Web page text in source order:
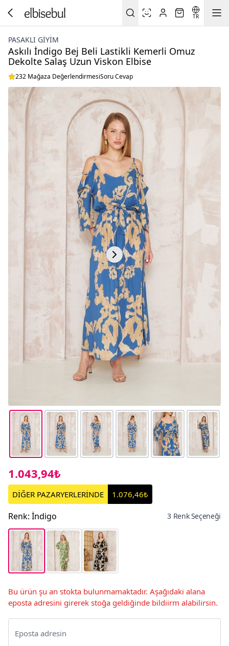
TR
PASAKLI GIYIM
Askılı İndigo Bej Beli Lastikli Kemerli Omuz
Dekolte Salaş Uzun Viskon Elbise
232 Mağaza DeğerlendirmesiSoru Cevap
1.043,94₺
DİĞER PAZARYERLERİNDE 1.076,46₺
Renk: İndigo 3 Renk Seçeneği
Bu ürün şu an stokta bulunmamaktadır. Aşağıdaki alana
eposta adresini girerek stoğa geldiğinde bildiirm alabilirsin.